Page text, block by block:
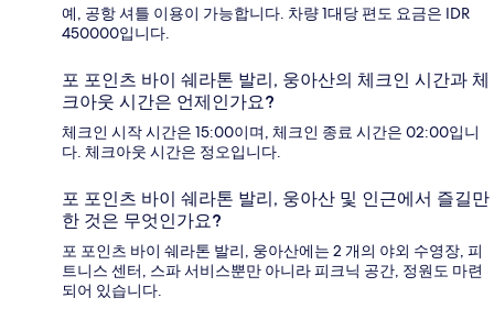
예, 공항 셔틀 이용이 가능합니다. 차량 1대당 편도 요금은 IDR
450000입니다.
포 포인츠 바이 쉐라톤 발리, 웅아산의 체크인 시간과 체
크아웃 시간은 언제인가요?
체크인 시작 시간은 15:00이며, 체크인 종료 시간은 02:00입니
다. 체크아웃 시간은 정오입니다.
포 포인츠 바이 쉐라톤 발리, 웅아산 및 인근에서 즐길만
한 것은 무엇인가요?
포 포인츠 바이 쉐라톤 발리, 웅아산에는 2 개의 야외 수영장, 피
트니스 센터, 스파 서비스뿐만 아니라 피크닉 공간, 정원도 마련
되어 있습니다.